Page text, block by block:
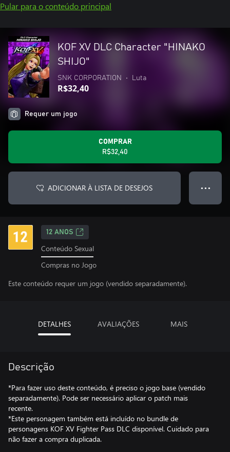
Pular para o conteúdo principal
KOF XV DLC Character "HINAKO
SHIJO"
SNK CORPORATION • Luta
R$32,40
Requer um jogo
COMPRAR
R$32,40
ADICIONAR À LISTA DE DESEJOS ● ● ●
12 ANOS
Conteúdo Sexual
Compras no Jogo
Este conteúdo requer um jogo (vendido separadamente).
DETALHES AVALIAÇÕES MAIS
Descrição
*Para fazer uso deste conteúdo, é preciso o jogo base (vendido
separadamente). Pode ser necessário aplicar o patch mais
recente.
*Este personagem também está incluído no bundle de
personagens KOF XV Fighter Pass DLC disponível. Cuidado para
não fazer a compra duplicada.